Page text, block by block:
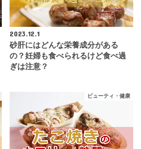
2023.12.1
砂肝にはどんな栄養成分がある
の？妊婦も食べられるけど食べ過
ぎは注意？
ビューティ・健康